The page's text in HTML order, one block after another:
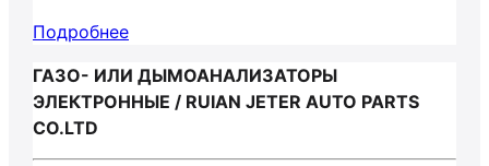
Подробнее
ГАЗО- ИЛИ ДЫМОАНАЛИЗАТОРЫ
ЭЛЕКТРОННЫЕ / RUIAN JETER AUTO PARTS
CO.LTD